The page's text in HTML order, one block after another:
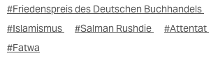
#Friedenspreis des Deutschen Buchhandels
#Islamismus
#Salman Rushdie #Attentat
#Fatwa